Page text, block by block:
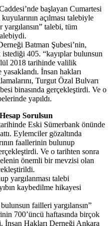
başlayan Cumartesi
açılması talebiyle
talebi, tüm
Batman Şubesi’nin,
405. “kayıplar bulunsun
2018 tarihinde valilik
İnsan hakları
Turgut Özal Bulvarı
binasında gerçekleştirdi. Ve o
yapıldı.
Sorulsun
Eski Sümerbank önünde
Eylemciler gözaltında
faallerinin bulunup
Ve o tarihten sonra
önemli bir mevzisi olan
yargılanması talebi
kaybedilme hikayesi
failleri yargılansın”
700’üncü haftasında birçok
İnsan Hakları Derneği Ankara